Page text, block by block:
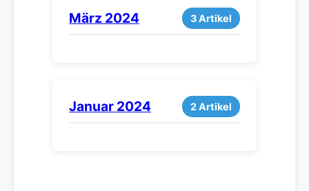
März 2024 3 Artikel
Januar 2024 2 Artikel